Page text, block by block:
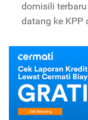
domisili
datang ke KPP